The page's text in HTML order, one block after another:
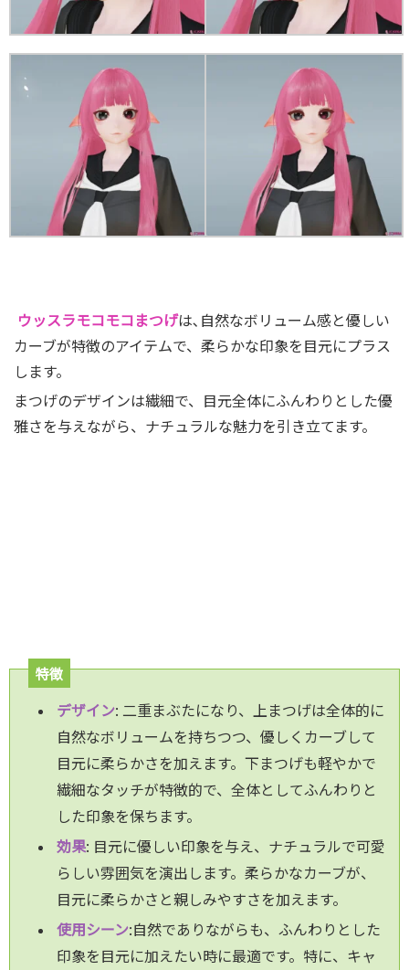
ウッスラモコモコまつげは､自然なボリューム感と優しい
カーブが特徴のアイテムで、柔らかな印象を目元にプラス
します。
まつげのデザインは繊細で、目元全体にふんわりとした優
雅さを与えながら、ナチュラルな魅力を引き立てます。
特徴
デザイン: 二重まぶたになり、上まつげは全体的に
自然なボリュームを持ちつつ、優しくカーブして
目元に柔らかさを加えます。下まつげも軽やかで
繊細なタッチが特徴的で、全体としてふんわりと
した印象を保ちます。
効果: 目元に優しい印象を与え、ナチュラルで可愛
らしい雰囲気を演出します。柔らかなカーブが、
目元に柔らかさと親しみやすさを加えます。
使用シーン:自然でありながらも、ふんわりとした
印象を目元に加えたい時に最適です。特に、キャ